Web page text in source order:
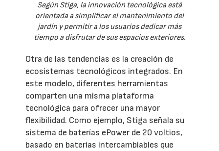
Según Stiga, la innovación tecnológica está
orientada a simplificar el mantenimiento del
jardín y permitir a los usuarios dedicar más
tiempo a disfrutar de sus espacios exteriores.
Otra de las tendencias es la creación de
ecosistemas tecnológicos integrados. En
este modelo, diferentes herramientas
comparten una misma plataforma
tecnológica para ofrecer una mayor
flexibilidad. Como ejemplo, Stiga señala su
sistema de baterías ePower de 20 voltios,
basado en baterías intercambiables que